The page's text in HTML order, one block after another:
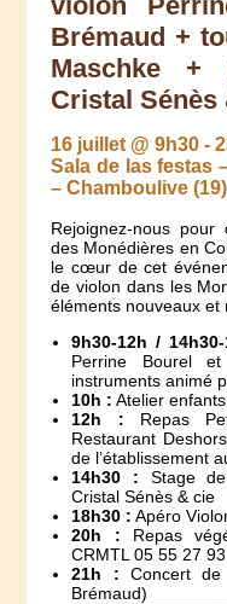
Brémaud +
Maschke +
Cristal Sénès
16 juillet @ 9h30 -
Sala de las festas
– Chamboulive (19)
Rejoignez-nous
des Monédières en
le cœur de cet
de violon dans les
éléments nouveaux et
9h30-12h /
Perrine Bourel
instruments animé
10h : Atelier
12h : Repas
Restaurant
de l’établissement
14h30 : Stage
Cristal Sénès & cie
18h30 : Apéro
20h : Repas
CRMTL 05 55 27
21h : Concert
Brémaud)